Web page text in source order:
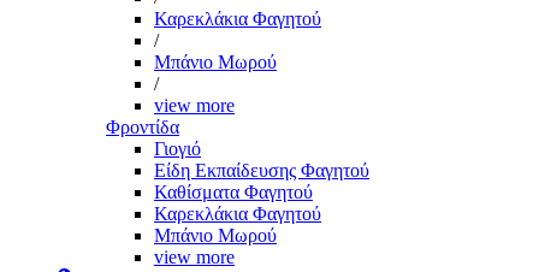
Καρεκλάκια Φαγητού
/
Μπάνιο Μωρού
/
view more
Φροντίδα
Γιογιό
Είδη Εκπαίδευσης Φαγητού
Καθίσματα Φαγητού
Καρεκλάκια Φαγητού
Μπάνιο Μωρού
view more